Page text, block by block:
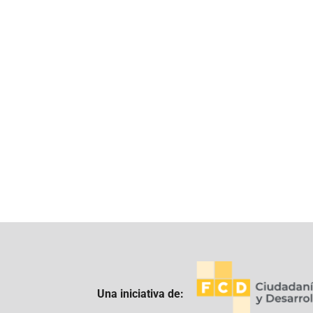
Una iniciativa de: